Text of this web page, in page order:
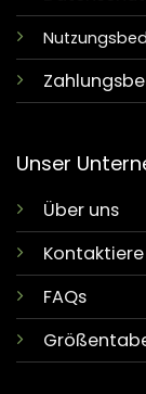
Unser
Über uns
FAQs